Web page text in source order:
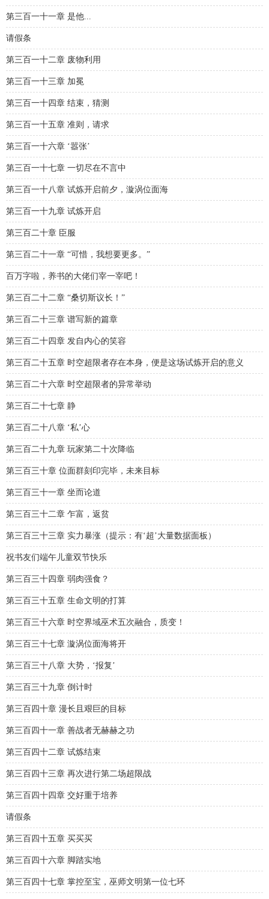
第三百一十一章 是他...
请假条
第三百一十二章 废物利用
第三百一十三章 加冕
第三百一十四章 结束，猜测
第三百一十五章 准则，请求
第三百一十六章 ‘嚣张’
第三百一十七章 一切尽在不言中
第三百一十八章 试炼开启前夕，漩涡位面海
第三百一十九章 试炼开启
第三百二十章 臣服
第三百二十一章 “可惜，我想要更多。”
百万字啦，养书的大佬们宰一宰吧！
第三百二十二章 “桑切斯议长！”
第三百二十三章 谱写新的篇章
第三百二十四章 发自内心的笑容
第三百二十五章 时空超限者存在本身，便是这场试炼开启的意义
第三百二十六章 时空超限者的异常举动
第三百二十七章 静
第三百二十八章 ‘私’心
第三百二十九章 玩家第二十次降临
第三百三十章 位面群刻印完毕，未来目标
第三百三十一章 坐而论道
第三百三十二章 乍富，返贫
第三百三十三章 实力暴涨（提示：有‘超’大量数据面板）
祝书友们端午儿童双节快乐
第三百三十四章 弱肉强食？
第三百三十五章 生命文明的打算
第三百三十六章 时空界域巫术五次融合，质变！
第三百三十七章 漩涡位面海将开
第三百三十八章 大势，‘报复’
第三百三十九章 倒计时
第三百四十章 漫长且艰巨的目标
第三百四十一章 善战者无赫赫之功
第三百四十二章 试炼结束
第三百四十三章 再次进行第二场超限战
第三百四十四章 交好重于培养
请假条
第三百四十五章 买买买
第三百四十六章 脚踏实地
第三百四十七章 掌控至宝，巫师文明第一位七环